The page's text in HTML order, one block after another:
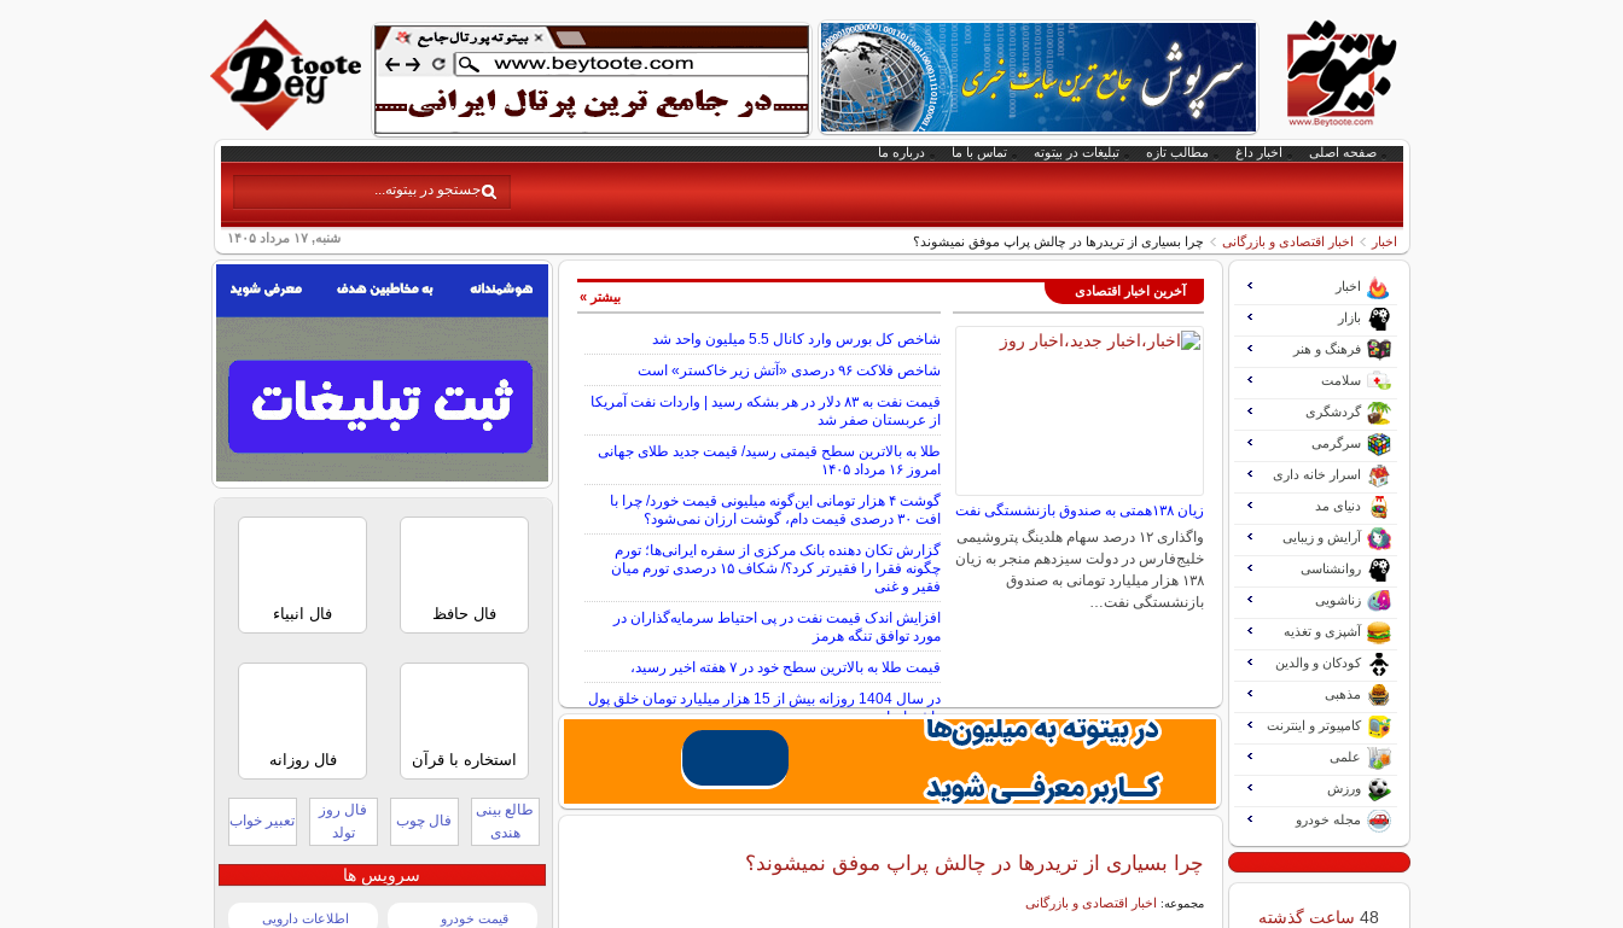
صفحه اصلی اخبار داغ مطالب تازه تبلیغات در بیتوته تماس با ما درباره ما
شنبه, ۱۷ مرداد ۱۴۰۵ اخبار اخبار اقتصادی و بازرگانی چرا بسیاری از تریدرها در چالش پراپ موفق نمیشوند؟
آخرین اخبار اقتصادی
زیان ۱۳۸همتی به صندوق بازنشستگی نفت
واگذاری ۱۲ درصد سهام هلدینگ پتروشیمی
خلیج‌فارس در دولت سیزدهم منجر به زیان
۱۳۸ هزار میلیارد تومانی به صندوق
بازنشستگی نفت…
شاخص کل بورس وارد کانال 5.5 میلیون واحد شد
شاخص فلاکت ۹۶ درصدی «آتش زیر خاکستر» است
قیمت نفت به ۸۳ دلار در هر بشکه رسید | واردات نفت آمریکا
از عربستان صفر شد
طلا به بالاترین سطح قیمتی رسید/ قیمت جدید طلای جهانی
امروز ۱۶ مرداد ۱۴۰۵
گوشت ۴ هزار تومانی این‌گونه میلیونی قیمت خورد/ چرا با
افت ۳۰ درصدی قیمت دام، گوشت ارزان نمی‌شود؟
گزارش تکان‌ دهنده بانک مرکزی از سفره ایرانی‌ها؛ تورم
چگونه فقرا را فقیرتر کرد؟/ شکاف ۱۵ درصدی تورم میان
فقیر و غنی
افزایش اندک قیمت نفت در پی احتیاط سرمایه‌گذاران در
مورد توافق تنگه هرمز
قیمت طلا به بالاترین سطح خود در ۷ هفته اخیر رسید،
در سال 1404 روزانه بیش از 15 هزار میلیارد تومان خلق پول
داشته‌ایم!
بیشتر »
چرا بسیاری از تریدرها در چالش پراپ موفق نمیشوند؟
مجموعه: اخبار اقتصادی و بازرگانی
اخبار
بازار
فرهنگ و هنر
سلامت
گردشگری
سرگرمی
اسرار خانه داری
دنیای مد
آرایش و زیبایی
روانشناسی
زناشویی
آشپزی و تغذیه
کودکان و والدین
مذهبی
کامپیوتر و اینترنت
علمی
ورزش
مجله خودرو
48 ساعت گذشته
فال حافظ فال انبیاء
استخاره با قرآن فال روزانه
طالع بینی
هندی
فال چوب
فال روز
تولد
تعبیر خواب
سرویس ها
قیمت خودرو اطلاعات دارویی